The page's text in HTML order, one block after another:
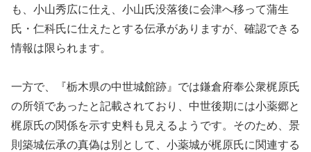
も、小山秀広に仕え、小山氏没落後に会津へ移って蒲生
氏・仁科氏に仕えたとする伝承がありますが、確認できる
情報は限られます。
一方で、『栃木県の中世城館跡』では鎌倉府奉公衆梶原氏
の所領であったと記載されており、中世後期には小薬郷と
梶原氏の関係を示す史料も見えるようです。そのため、景
則築城伝承の真偽は別として、小薬城が梶原氏に関連する